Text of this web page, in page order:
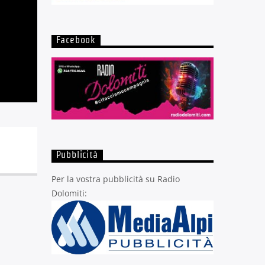
Facebook
Pubblicità
Per la vostra pubblicità su Radio
Dolomiti: